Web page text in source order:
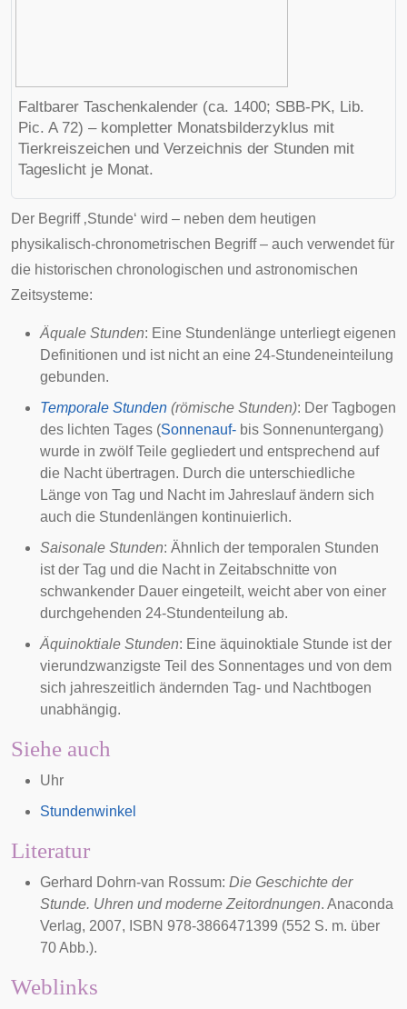
Faltbarer Taschenkalender (ca. 1400; SBB-PK, Lib.
Pic. A 72) – kompletter Monatsbilderzyklus mit
Tierkreiszeichen und Verzeichnis der Stunden mit
Tageslicht je Monat.
Der Begriff ‚Stunde‘ wird – neben dem heutigen
physikalisch-chronometrischen Begriff – auch verwendet für
die historischen chronologischen und astronomischen
Zeitsysteme:
Äquale Stunden: Eine Stundenlänge unterliegt eigenen
Definitionen und ist nicht an eine 24-Stundeneinteilung
gebunden.
Temporale Stunden (römische Stunden): Der Tagbogen
des lichten Tages (Sonnenauf- bis Sonnenuntergang)
wurde in zwölf Teile gegliedert und entsprechend auf
die Nacht übertragen. Durch die unterschiedliche
Länge von Tag und Nacht im Jahreslauf ändern sich
auch die Stundenlängen kontinuierlich.
Saisonale Stunden: Ähnlich der temporalen Stunden
ist der Tag und die Nacht in Zeitabschnitte von
schwankender Dauer eingeteilt, weicht aber von einer
durchgehenden 24-Stundenteilung ab.
Äquinoktiale Stunden: Eine äquinoktiale Stunde ist der
vierundzwanzigste Teil des Sonnentages und von dem
sich jahreszeitlich ändernden Tag- und Nachtbogen
unabhängig.
Siehe auch
Uhr
Stundenwinkel
Literatur
Gerhard Dohrn-van Rossum: Die Geschichte der
Stunde. Uhren und moderne Zeitordnungen. Anaconda
Verlag, 2007, ISBN 978-3866471399 (552 S. m. über
70 Abb.).
Weblinks